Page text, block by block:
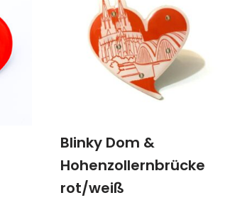
Blinky Dom &
Hohenzollernbrücke
rot/weiß